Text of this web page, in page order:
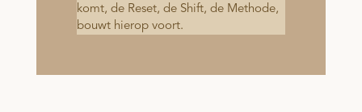
komt, de Reset, de Shift, de Methode,
bouwt hierop voort.